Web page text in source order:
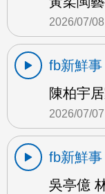
2026/07/08
fb新鮮事
陳柏宇
2026/07/07
fb新鮮事
吳亭億